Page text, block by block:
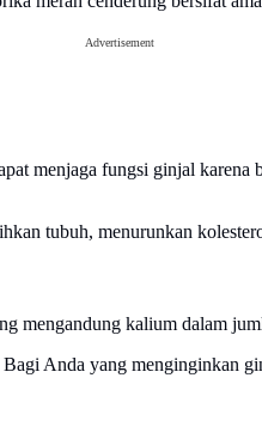
Advertisement
menjaga fungsi ginjal
tubuh, menurunkan
mengandung kalium dalam
Anda yang menginginkan